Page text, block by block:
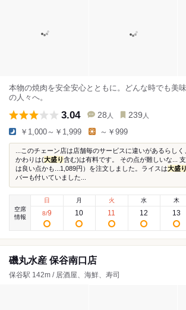
本物の焼肉を安全安心とともに。どんな時でも美
の人々へ。
3.04 28 人 239 人
￥1,000～￥1,999 ～￥999
...このチェーン店は店舗毎のサービスに違いがあるらし
かわりは(大盛り含む)は有料です。 その点が難しいな...
は良い点かも...1,089円）を注文しました。ライスは大盛り
バーも付いていました...
空席
情報
日
8/9
月
10
火
11
水
12
木
13
磯丸水産 保谷南口店
保谷駅 142m / 居酒屋、海鮮、寿司